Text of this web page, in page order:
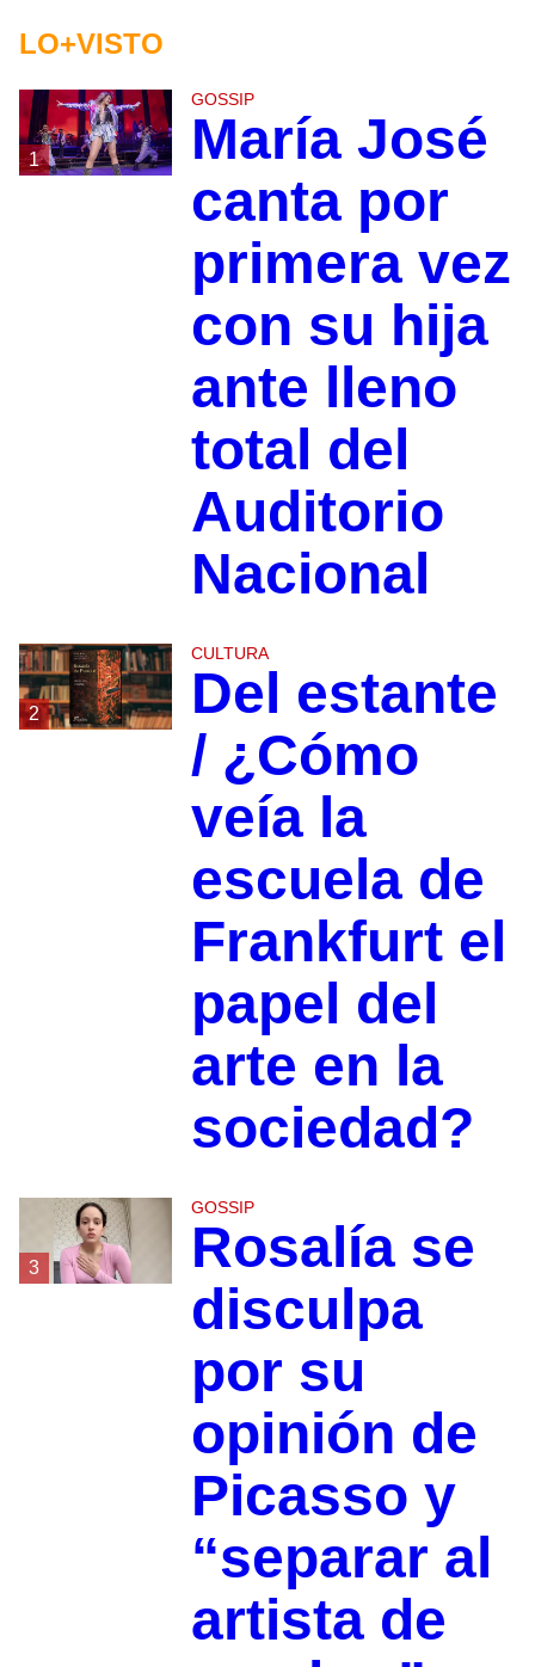
LO+VISTO
1
GOSSIP
María José
canta por
primera vez
con su hija
ante lleno
total del
Auditorio
Nacional
2
CULTURA
Del estante
/ ¿Cómo
veía la
escuela de
Frankfurt el
papel del
arte en la
sociedad?
3
GOSSIP
Rosalía se
disculpa
por su
opinión de
Picasso y
“separar al
artista de